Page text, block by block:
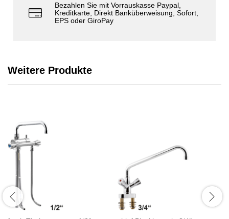
Bezahlen Sie mit Vorrauskasse Paypal,
Kreditkarte, Direkt Banküberweisung, Sofort,
EPS oder GiroPay
Weitere Produkte